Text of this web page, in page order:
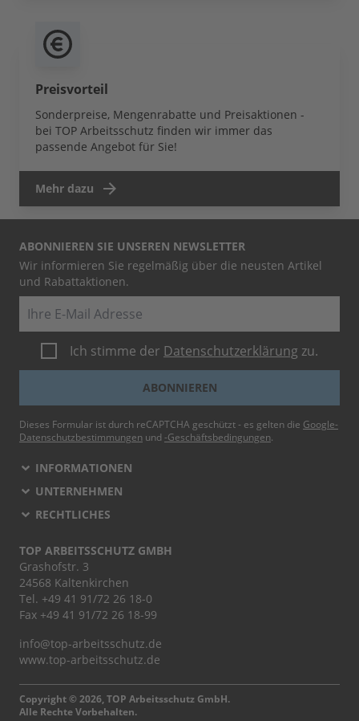
Preisvorteil
Sonderpreise, Mengenrabatte und Preisaktionen -
bei TOP Arbeitsschutz finden wir immer das
passende Angebot für Sie!
Mehr dazu
ABONNIEREN SIE UNSEREN NEWSLETTER
Wir informieren Sie regelmäßig über die neusten Artikel
und Rabattaktionen.
Ich stimme der Datenschutzerklärung zu.
ABONNIEREN
Dieses Formular ist durch reCAPTCHA geschützt - es gelten die Google-
Datenschutzbestimmungen und -Geschäftsbedingungen.
INFORMATIONEN
UNTERNEHMEN
RECHTLICHES
TOP ARBEITSSCHUTZ GMBH
Grashofstr. 3
24568 Kaltenkirchen
Tel. +49 41 91/72 26 18-0
Fax +49 41 91/72 26 18-99
info@top-arbeitsschutz.de
www.top-arbeitsschutz.de
Copyright © 2026, TOP Arbeitsschutz GmbH.
Alle Rechte Vorbehalten.